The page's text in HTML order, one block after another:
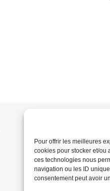
Pour offrir les meilleures
cookies pour stocker et/ou
ces technologies nous
navigation ou les ID
consentement peut avoir
L'agence
Politique de